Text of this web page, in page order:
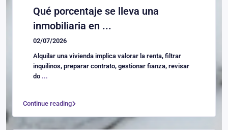
Qué porcentaje se lleva una
inmobiliaria en ...
02/07/2026
Alquilar una vivienda implica valorar la renta, filtrar
inquilinos, preparar contrato, gestionar fianza, revisar
do ...
Continue reading